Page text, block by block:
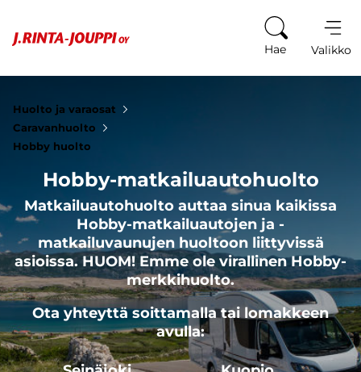
Hae Valikko
Huolto ja varaosat
Caravanhuolto
Hobby huolto
Hobby-matkailuautohuolto
Matkailuautohuolto auttaa sinua kaikissa
Hobby-matkailuautojen ja -
matkailuvaunujen huoltoon liittyvissä
asioissa. HUOM! Emme ole virallinen Hobby-
merkkihuolto.
Ota yhteyttä soittamalla tai lomakkeen
avulla: